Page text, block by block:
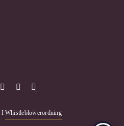
I Whistleblowerordning